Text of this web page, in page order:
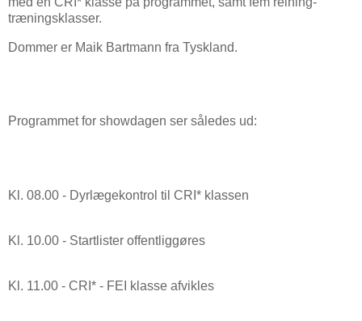
træningsklasser.
Dommer er Maik Bartmann fra Tyskland.
Programmet for showdagen ser således ud:
Kl. 08.00 - Dyrlægekontrol til CRI* klassen
Kl. 10.00 - Startlister offentliggøres
Kl. 11.00 - CRI* - FEI klasse afvikles